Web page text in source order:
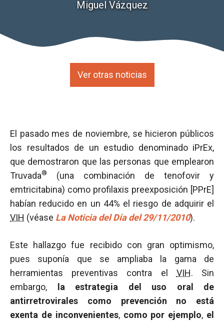
Miguel Vázquez
Ver otras noticias
El pasado mes de noviembre, se hicieron públicos
los resultados de un estudio denominado iPrEx,
que demostraron que las personas que emplearon
Truvada®
(una combinación de tenofovir y
emtricitabina) como profilaxis preexposición [PPrE]
habían reducido en un 44% el riesgo de adquirir el
VIH (véase La Noticia del Día del 29/11/2010).
Este hallazgo fue recibido con gran optimismo,
pues suponía que se ampliaba la gama de
herramientas preventivas contra el VIH. Sin
embargo,
la estrategia del uso oral de
antirretrovirales como prevención no está
exenta de inconvenientes,como por ejemplo, el